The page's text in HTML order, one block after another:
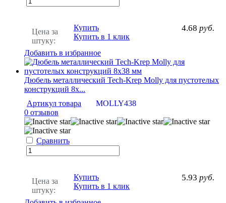
Цена за
штуку:
4.68 руб.
Купить
Купить в 1 клик
Добавить в избранное
Дюбель металлический Tech-Krep Molly для пустотелых
конструкций 8х...
Артикул товара
MOLLY438
0 отзывов
Сравнить
Цена за
штуку:
5.93 руб.
Купить
Купить в 1 клик